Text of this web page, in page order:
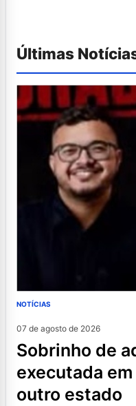
Últimas
NOTÍCIAS
07 de agosto de 2026
sobrinho de advogada
executada
outro estado